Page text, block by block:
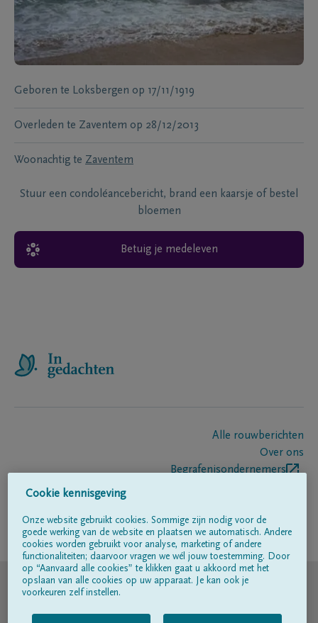
Geboren te Loksbergen op 17/11/1919
Overleden te Zaventem op 28/12/2013
Woonachtig te Zaventem
Stuur een condoléancebericht, brand een kaarsje of bestel
bloemen
Betuig je medeleven
Alle rouwberichten
Over ons
Begrafenisondernemers
Volg ons op
© DELA
Gebruiksvoorwaarden
Cookie kennisgeving
Onze website gebruikt cookies. Sommige zijn nodig voor de
goede werking van de website en plaatsen we automatisch. Andere
cookies worden gebruikt voor analyse, marketing of andere
functionaliteiten; daarvoor vragen we wél jouw toestemming. Door
op “Aanvaard alle cookies” te klikken gaat u akkoord met het
opslaan van alle cookies op uw apparaat. Je kan ook je
voorkeuren zelf instellen.